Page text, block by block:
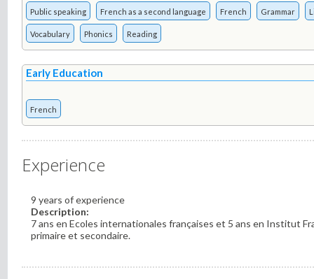
Public speaking French as a second language French Grammar
Vocabulary Phonics Reading
Early Education
French
Experience
9 years of experience
Description:
7 ans en Ecoles internationales françaises et 5 ans en Institut
primaire et secondaire.